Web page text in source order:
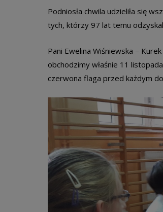
Podniosła chwila udzieliła się
tych, którzy 97 lat temu
Pani Ewelina Wiśniewska –
obchodzimy właśnie 11
czerwona flaga przed każdym